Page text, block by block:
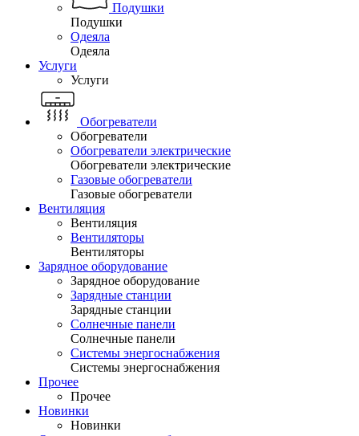
Подушки
Подушки
Одеяла
Одеяла
Услуги
Услуги
Обогреватели
Обогреватели
Обогреватели электрические
Обогреватели электрические
Газовые обогреватели
Газовые обогреватели
Вентиляция
Вентиляция
Вентиляторы
Вентиляторы
Зарядное оборудование
Зарядное оборудование
Зарядные станции
Зарядные станции
Солнечные панели
Солнечные панели
Системы энергоснабжения
Системы энергоснабжения
Прочее
Прочее
Новинки
Новинки